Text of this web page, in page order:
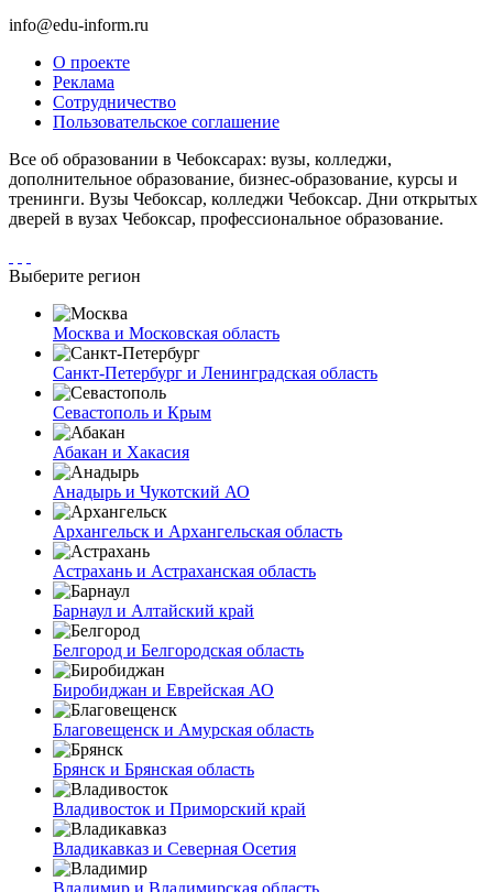
info@edu-inform.ru
О проекте
Реклама
Сотрудничество
Пользовательское соглашение
Все об образовании в Чебоксарах: вузы, колледжи,
дополнительное образование, бизнес-образование, курсы и
тренинги. Вузы Чебоксар, колледжи Чебоксар. Дни открытых
дверей в вузах Чебоксар, профессиональное образование.
Выберите регион
Москва и Московская область
Санкт-Петербург и Ленинградская область
Севастополь и Крым
Абакан и Хакасия
Анадырь и Чукотский АО
Архангельск и Архангельская область
Астрахань и Астраханская область
Барнаул и Алтайский край
Белгород и Белгородская область
Биробиджан и Еврейская АО
Благовещенск и Амурская область
Брянск и Брянская область
Владивосток и Приморский край
Владикавказ и Северная Осетия
Владимир и Владимирская область